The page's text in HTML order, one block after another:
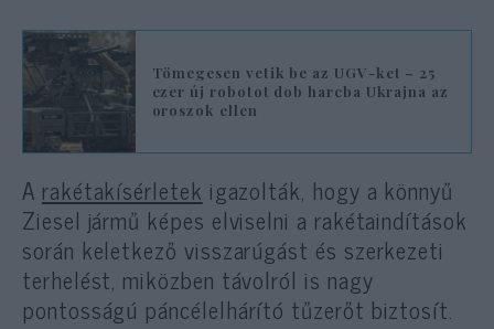
Tömegesen vetik be az UGV-ket – 25
ezer új robotot dob harcba Ukrajna az
oroszok ellen
A rakétakísérletek igazolták, hogy a könnyű
Ziesel jármű képes elviselni a rakétaindítások
során keletkező visszarúgást és szerkezeti
terhelést, miközben távolról is nagy
pontosságú páncélelhárító tűzerőt biztosít.